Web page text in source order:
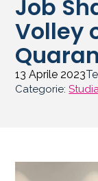
Job
Volley
13 Aprile 2023
Categorie: